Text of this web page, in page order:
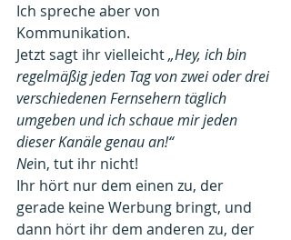
Ich spreche aber von
Kommunikation.
Jetzt sagt ihr vielleicht „Hey, ich bin
regelmäßig jeden Tag von zwei oder drei
verschiedenen Fernsehern täglich
umgeben und ich schaue mir jeden
dieser Kanäle genau an!“
Nein, tut ihr nicht!
Ihr hört nur dem einen zu, der
gerade keine Werbung bringt, und
dann hört ihr dem anderen zu, der